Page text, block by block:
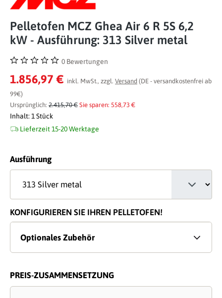
Pelletofen MCZ Ghea Air 6 R 5S 6,2
kW - Ausführung: 313 Silver metal
Durchschnittliche Bewertung von 0 von 5 Sternen
0 Bewertungen
1.856,97 € inkl. MwSt., zzgl. Versand (DE - versandkostenfrei ab
99€)
Ursprünglich: 2.415,70 € Sie sparen: 558,73 €
Inhalt: 1 Stück
Lieferzeit 15-20 Werktage
Ausführungauswählen
KONFIGURIEREN SIE IHREN PELLETOFEN!
Optionales Zubehör
PREIS-ZUSAMMENSETZUNG